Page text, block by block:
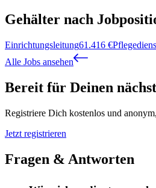
Gehälter nach
Einrichtungsleitung61.416 €
Alle Jobs ansehen
Bereit für Deinen
Registriere Dich kostenlos und
Jetzt registrieren
Fragen & Antworten